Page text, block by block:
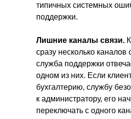
типичных системных
поддержки.
Лишние каналы связи.
сразу несколько каналов
служба поддержки
одном из них. Если
бухгалтерию, службу
к администратору, его
переключать с одного